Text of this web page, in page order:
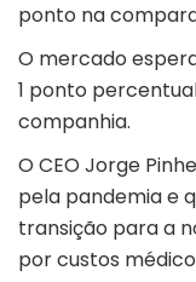
ponto na
O mercado
1 ponto
companhia.
O CEO Jorge
pela pandemia e
transição para a
por custos